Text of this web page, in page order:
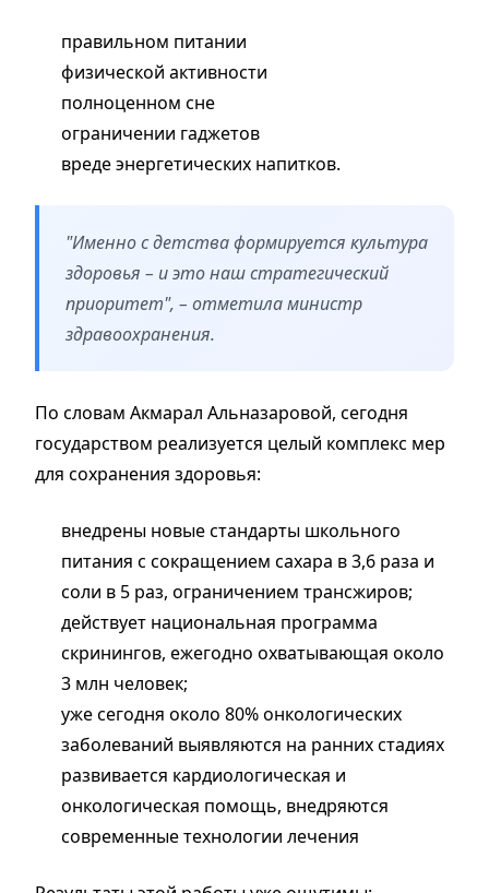
правильном питании
физической активности
полноценном сне
ограничении гаджетов
вреде энергетических напитков.
"Именно с детства формируется культура
здоровья – и это наш стратегический
приоритет", – отметила министр
здравоохранения.
По словам Акмарал Альназаровой, сегодня
государством реализуется целый комплекс мер
для сохранения здоровья:
внедрены новые стандарты школьного
питания с сокращением сахара в 3,6 раза и
соли в 5 раз, ограничением трансжиров;
действует национальная программа
скринингов, ежегодно охватывающая около
3 млн человек;
уже сегодня около 80% онкологических
заболеваний выявляются на ранних стадиях
развивается кардиологическая и
онкологическая помощь, внедряются
современные технологии лечения